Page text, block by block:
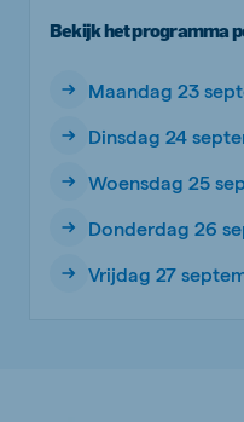
Bekijk het programma
Maandag 23
Dinsdag 24
Woensdag 25
Donderdag 26
Vrijdag 27